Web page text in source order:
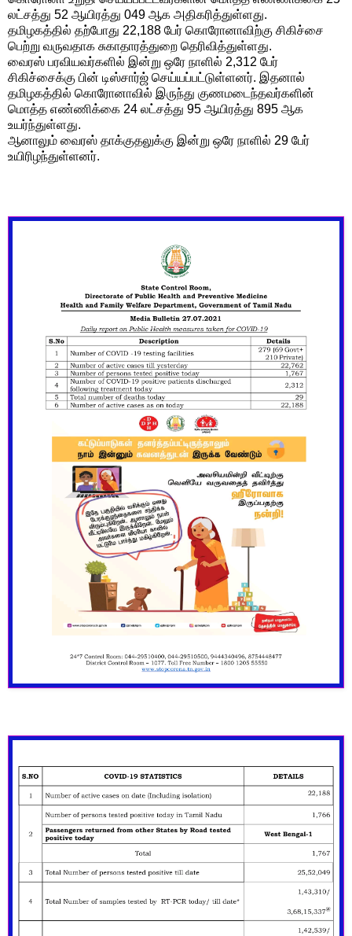
லட்சத்து 52 ஆயிரத்து 049 ஆக அதிகரித்துள்ளது.
தமிழகத்தில் தற்போது 22,188 பேர் கொரோனாவிற்கு சிகிச்சை
பெற்று வருவதாக சுகாதாரத்துறை தெரிவித்துள்ளது.
வைரஸ் பரவியவர்களில் இன்று ஒரே நாளில் 2,312 பேர்
சிகிச்சைக்கு பின் டிஸ்சார்ஜ் செய்யப்பட்டுள்ளனர். இதனால்
தமிழகத்தில் கொரோனாவில் இருந்து குணமடைந்தவர்களின்
மொத்த எண்ணிக்கை 24 லட்சத்து 95 ஆயிரத்து 895 ஆக
உயர்ந்துள்ளது.
ஆனாலும் வைரஸ் தாக்குதலுக்கு இன்று ஒரே நாளில் 29 பேர்
உயிரிழந்துள்ளனர்.